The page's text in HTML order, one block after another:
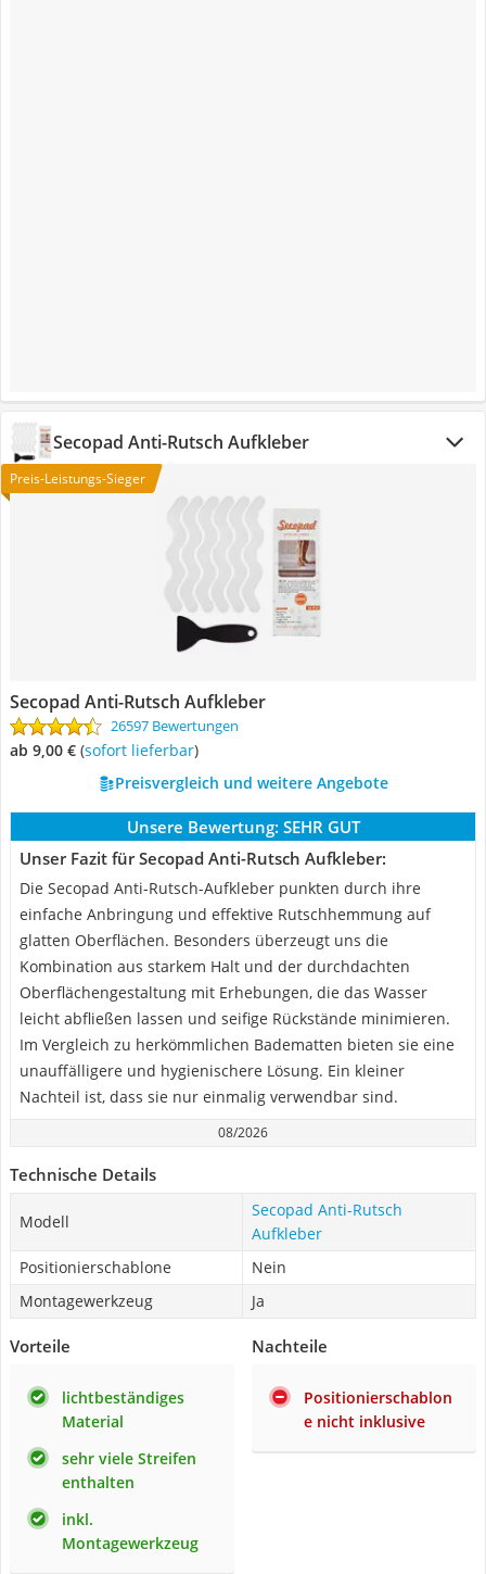
Secopad Anti-Rutsch Aufkleber
Preis-Leistungs-Sieger
Secopad Anti-Rutsch Aufkleber
26597 Bewertungen
ab 9,00 € ( Sofort lieferbar)
Preisvergleich und weitere Angebote
Unsere Bewertung: SEHR GUT
Unser Fazit für Secopad Anti-Rutsch Aufkleber:
Die Secopad Anti-Rutsch-Aufkleber punkten durch ihre
einfache Anbringung und effektive Rutschhemmung auf
glatten Oberflächen. Besonders überzeugt uns die
Kombination aus starkem Halt und der durchdachten
Oberflächengestaltung mit Erhebungen, die das Wasser
leicht abfließen lassen und seifige Rückstände minimieren.
Im Vergleich zu herkömmlichen Badematten bieten sie eine
unauffälligere und hygienischere Lösung. Ein kleiner
Nachteil ist, dass sie nur einmalig verwendbar sind.
08/2026
Technische Details
Modell
Secopad Anti-Rutsch
Aufkleber
Positionierschablone
Nein
Montagewerkzeug
Ja
Vorteile
lichtbeständiges
Material
sehr viele Streifen
enthalten
inkl.
Montagewerkzeug
Nachteile
Positionierschablon
e nicht inklusive